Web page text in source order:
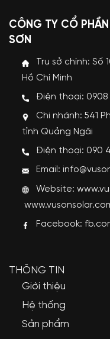
CÔNG TY CỔ
SƠN
Trụ sở chính: Số
Hồ Chí Minh
Điện thoại: 0908
Chi nhánh: 541
tỉnh Quảng Ngãi
Điện thoại: 090
Email:
Website:
Facebook:
THÔNG TIN
Giới thiệu
Hệ thống
Sản phẩm